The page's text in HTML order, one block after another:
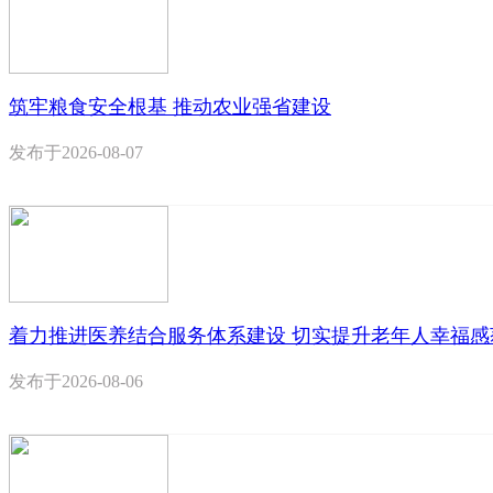
筑牢粮食安全根基 推动农业强省建设
发布于2026-08-07
着力推进医养结合服务体系建设 切实提升老年人幸福
发布于2026-08-06